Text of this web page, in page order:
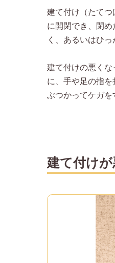
建て付け（たて
に開閉でき、閉
く、あるいはひ
建て付けの悪く
に、手や足の指
ぶつかってケガを
建て付け